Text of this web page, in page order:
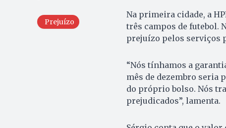
Prejuízo
Na primeira cidade, a
três campos de futebol.
prejuízo pelos serviços
“Nós tínhamos a
mês de dezembro seria
do próprio bolso. Nós
prejudicados”, lamenta.